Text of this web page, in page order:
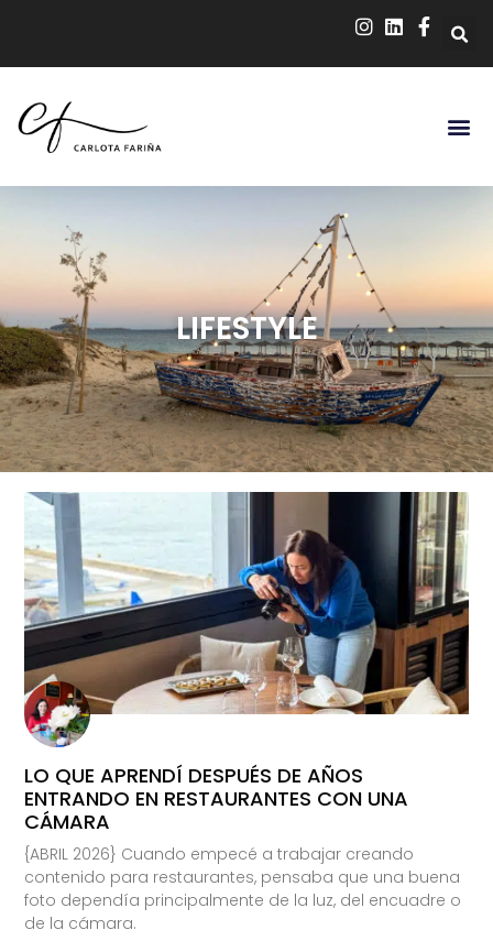
LIFESTYLE
LO QUE APRENDÍ DESPUÉS DE AÑOS
ENTRANDO EN RESTAURANTES CON UNA
CÁMARA
{ABRIL 2026} Cuando empecé a trabajar creando
contenido para restaurantes, pensaba que una buena
foto dependía principalmente de la luz, del encuadre o
de la cámara.